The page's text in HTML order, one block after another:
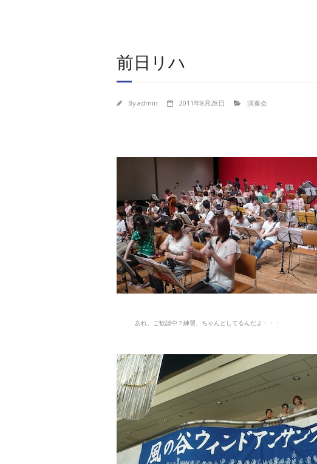
前日リハ
Byadmin 2011年8月28日 演奏会
あれ、ご歓談中？練習、ちゃんとしてるんだよ・・・